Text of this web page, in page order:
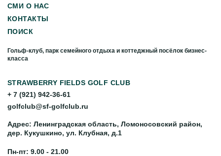
СМИ О НАС
КОНТАКТЫ
ПОИСК
Гольф-клуб, парк семейного отдыха и коттеджный посёлок бизнес-
класса
STRAWBERRY FIELDS GOLF CLUB
+ 7 (921) 942-36-61
golfclub@sf-golfclub.ru
Адрес: Ленинградская область, Ломоносовский район,
дер. Кукушкино, ул. Клубная, д.1
Пн-пт: 9.00 - 21.00